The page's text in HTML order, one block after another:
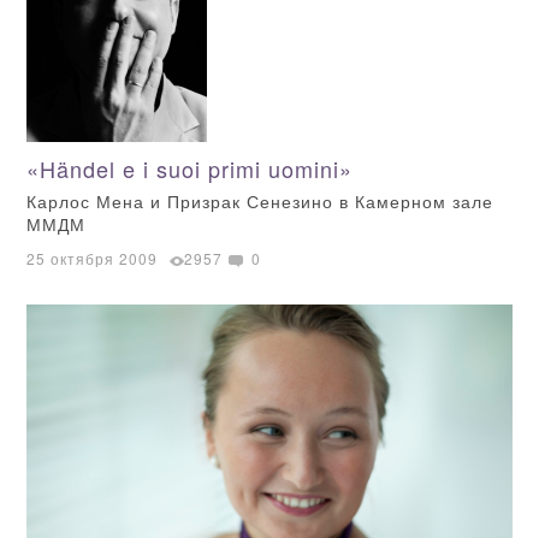
«Händel e i suoi primi uomini»
Карлос Мена и Призрак Сенезино в Камерном зале
ММДМ
25 октября 2009 2957 0